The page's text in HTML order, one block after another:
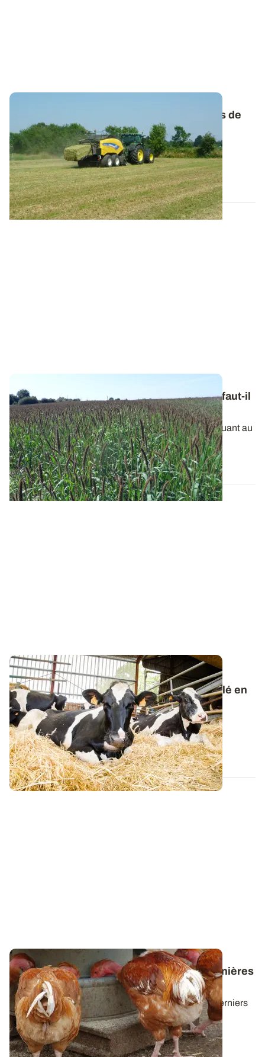
Comprendre l’origine et les conséquences de
l’échauffement du foin
Attention aux foins récoltés humides, ils sont
particulièrement sensibles à l’échauffement...
05 JUIN 2025
Moissons précoces et stocks fourragers : faut-il
en profiter pour cultiver une dérobée ?
La sécheresse se prolonge et l’inquiétude grandit quant au
potentiel de récolte espéré...
09 JUILL. 2026
DÉFICIT FOURRAGER
Comment limiter l'utilisation de paille de blé en
litière ?
Les deux épisodes caniculaires ont contraint à
l’affouragement avant le début de l’été et...
02 JUILL. 2026
Valorisation animale - Téléchargez les dernières
lettres News@lim
Cette lettre technique propose une synthèse des derniers
résultats d'essais d'ARVALIS sur...
30 JUIN 2026